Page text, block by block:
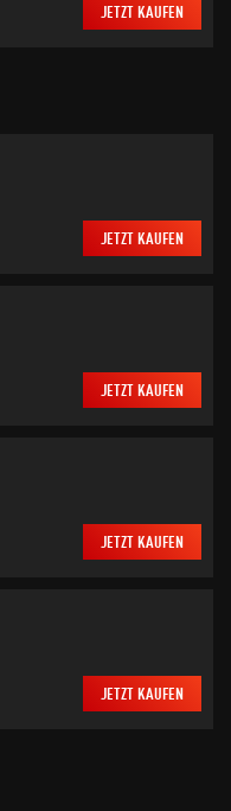
JETZT KAUFEN
JETZT KAUFEN
JETZT KAUFEN
JETZT KAUFEN
JETZT KAUFEN